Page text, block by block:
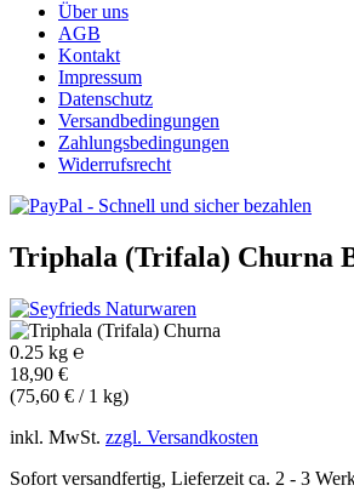
Über uns
AGB
Kontakt
Impressum
Datenschutz
Versandbedingungen
Zahlungsbedingungen
Widerrufsrecht
Triphala (Trifala) Churna
0.25 kg ℮
18,90 €
(75,60 € / 1 kg)
inkl. MwSt. zzgl. Versandkosten
Sofort versandfertig, Lieferzeit ca. 2 - 3